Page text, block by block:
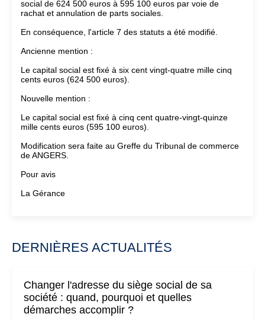
social de 624 500 euros à 595 100 euros par voie de
rachat et annulation de parts sociales.
En conséquence, l'article 7 des statuts a été modifié.
Ancienne mention :
Le capital social est fixé à six cent vingt-quatre mille cinq
cents euros (624 500 euros).
Nouvelle mention :
Le capital social est fixé à cinq cent quatre-vingt-quinze
mille cents euros (595 100 euros).
Modification sera faite au Greffe du Tribunal de commerce
de ANGERS.
Pour avis
La Gérance
DERNIÈRES ACTUALITÉS
Changer l'adresse du siège social de sa
société : quand, pourquoi et quelles
démarches accomplir ?